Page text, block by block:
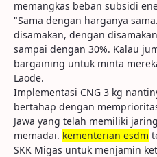
memangkas beban subsidi
"Sama dengan harganya
disamakan, dengan
sampai dengan 30%. Kalau
bargaining untuk minta
Laode.
Implementasi CNG 3 kg
bertahap dengan
Jawa yang telah memiliki
memadai. kementerian esdm
SKK Migas untuk menjamin